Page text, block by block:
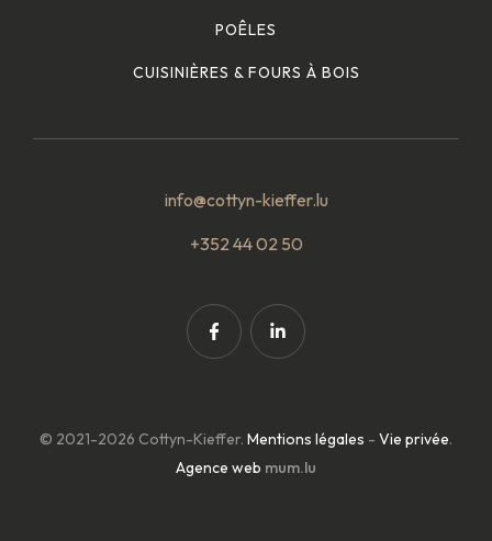
POÊLES
CUISINIÈRES & FOURS À BOIS
info@cottyn-kieffer.lu
+352 44 02 50
© 2021-2026 Cottyn-Kieffer. Mentions légales - Vie privée.
Agence web mum.lu